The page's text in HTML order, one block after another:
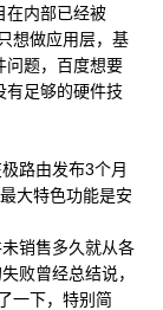
内部已经被
想做应用层，基
问题，百度想要
有足够的硬件技
路由发布3个月
大特色功能是安
销售多久就从各
败曾经总结说，
一下，特别简